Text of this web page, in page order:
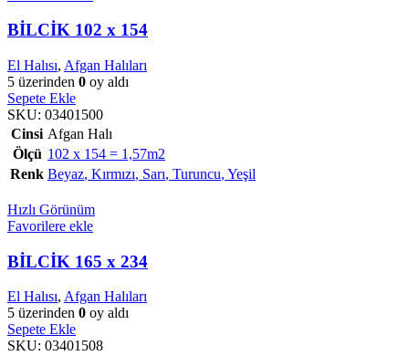
BİLCİK 102 x 154
El Halısı, Afgan Halıları
5 üzerinden 0 oy aldı
Sepete Ekle
SKU: 03401500
Cinsi Afgan Halı
Ölçü 102 x 154 = 1,57m2
Renk Beyaz, Kırmızı, Sarı, Turuncu, Yeşil
Hızlı Görünüm
Favorilere ekle
BİLCİK 165 x 234
El Halısı, Afgan Halıları
5 üzerinden 0 oy aldı
Sepete Ekle
SKU: 03401508